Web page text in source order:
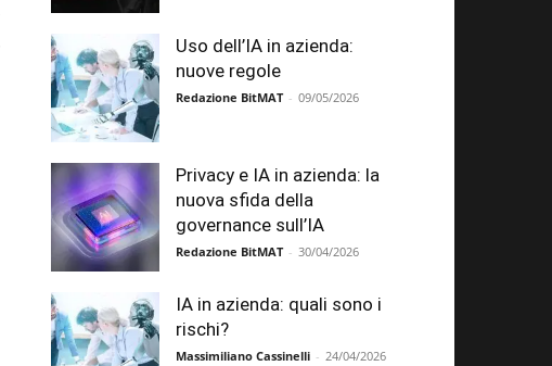
Uso dell’IA in azienda:
nuove regole
Redazione BitMAT - 09/05/2026
Privacy e IA in azienda: la
nuova sfida della
governance sull’IA
Redazione BitMAT - 30/04/2026
IA in azienda: quali sono i
rischi?
Massimiliano Cassinelli - 24/04/2026